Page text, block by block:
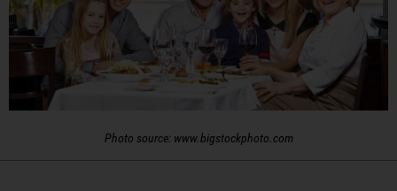
Photo source: www.bigstockphoto.com